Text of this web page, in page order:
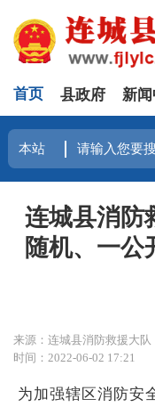
首页 县政府 新
连城县消防
随机、一公
来源：连城县消防救援大队
时间：2022-06-02 17:21
为加强辖区消防安